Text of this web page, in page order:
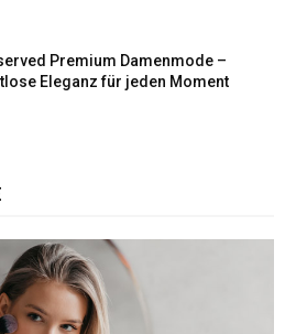
Premium Damenmode –
Eleganz für jeden Moment